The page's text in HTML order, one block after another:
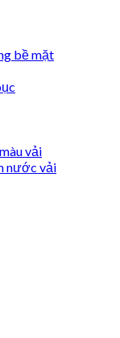
bề mặt
vải
nước vải